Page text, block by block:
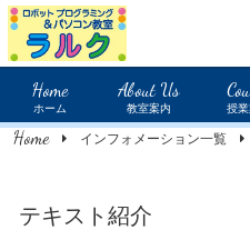
Home
ホーム
About Us
教室案内 授
Home インフォメーション一覧
テキスト紹介